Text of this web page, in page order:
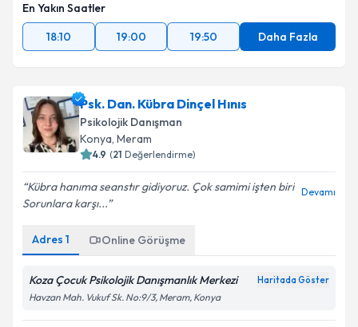
En Yakın Saatler
18:10
19:00 19:50 Daha Fazla
Psk. Dan. Kübra Dinçel Hınıs
Psikolojik Danışman
Konya, Meram
4.9 (21 Değerlendirme)
Kübra hanıma seanstır gidiyoruz. Çok samimi işten biri
Sorunlara karşı...
Devamı
Adres 1 Online Görüşme
Koza Çocuk Psikolojik Danışmanlık Merkezi Haritada Göster
Havzan Mah. Vukuf Sk. No:9/3, Meram, Konya